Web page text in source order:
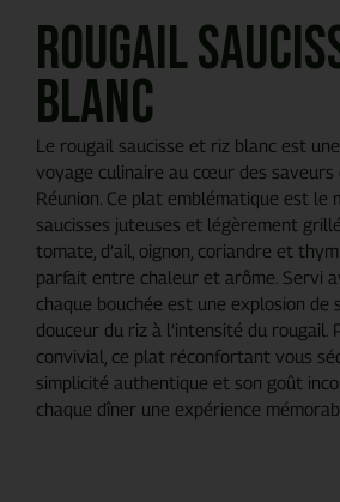
Rougail
blanc
Le rougail saucisse et riz blanc est
voyage culinaire au cœur des saveurs
Réunion. Ce plat emblématique est le
saucisses juteuses et légèrement
tomate, d’ail, oignon, coriandre et
parfait entre chaleur et arôme. Servi
chaque bouchée est une explosion de
douceur du riz à l’intensité du rougail.
convivial, ce plat réconfortant vous
simplicité authentique et son goût
chaque dîner une expérience